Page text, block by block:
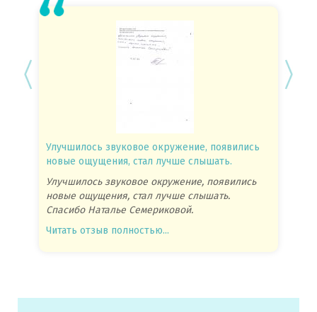
Улучшилось звуковое окружение, появились
новые ощущения, стал лучше слышать.
Улучшилось звуковое окружение, появились
новые ощущения, стал лучше слышать.
Спасибо Наталье Семериковой.
Читать отзыв полностью...